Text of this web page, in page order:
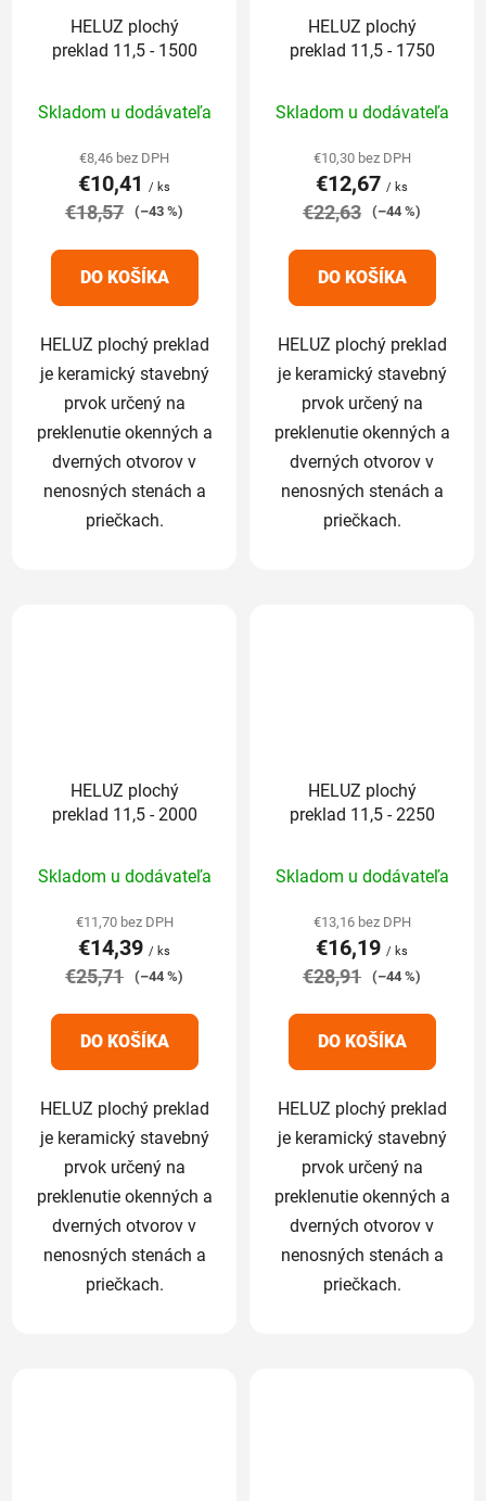
HELUZ plochý
preklad 11,5 - 1500
hodnotenie
produktu
je
5,0
5
hviezdičiek.
Skladom u dodávateľa
€8,46 bez DPH
€10,41 / ks
€18,57 (–43 %)
DO KOŠÍKA
HELUZ plochý preklad
je keramický stavebný
prvok určený na
preklenutie okenných a
dverných otvorov v
nenosných stenách a
priečkach.
HELUZ plochý
preklad 11,5 - 1750
hodnotenie
produktu
je
5,0
5
hviezdičiek.
Skladom u dodávateľa
€10,30 bez DPH
€12,67 / ks
€22,63 (–44 %)
DO KOŠÍKA
HELUZ plochý preklad
je keramický stavebný
prvok určený na
preklenutie okenných a
dverných otvorov v
nenosných stenách a
priečkach.
HELUZ plochý
preklad 11,5 - 2000
hodnotenie
produktu
je
5,0
5
hviezdičiek.
Skladom u dodávateľa
€11,70 bez DPH
€14,39 / ks
€25,71 (–44 %)
DO KOŠÍKA
HELUZ plochý preklad
je keramický stavebný
prvok určený na
preklenutie okenných a
dverných otvorov v
nenosných stenách a
priečkach.
HELUZ plochý
preklad 11,5 - 2250
hodnotenie
produktu
je
5,0
5
hviezdičiek.
Skladom u dodávateľa
€13,16 bez DPH
€16,19 / ks
€28,91 (–44 %)
DO KOŠÍKA
HELUZ plochý preklad
je keramický stavebný
prvok určený na
preklenutie okenných a
dverných otvorov v
nenosných stenách a
priečkach.